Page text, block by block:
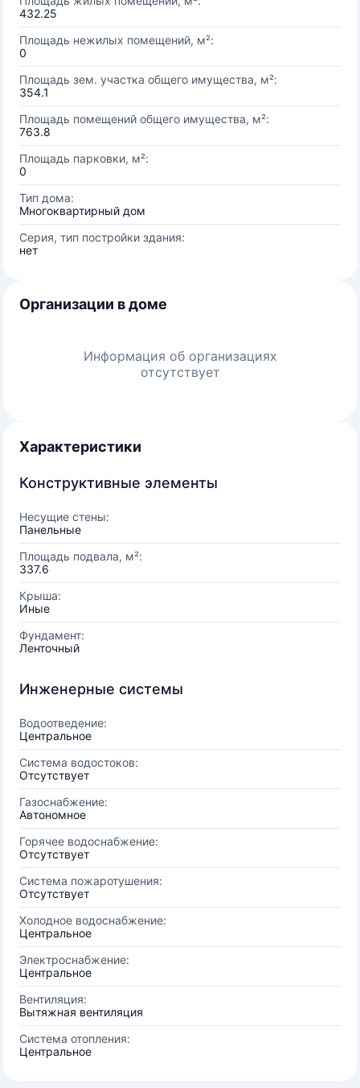
432.25
Площадь нежилых помещений, м²:
0
Площадь зем. участка общего имущества, м²:
354.1
Площадь помещений общего имущества, м²:
763.8
Площадь парковки, м²:
0
Тип дома:
Многоквартирный дом
Серия, тип постройки здания:
нет
Организации в доме
Информация об организациях
отсутствует
Характеристики
Конструктивные элементы
Несущие стены:
Панельные
Площадь подвала, м²:
337.6
Крыша:
Иные
Фундамент:
Ленточный
Инженерные системы
Водоотведение:
Центральное
Система водостоков:
Отсутствует
Газоснабжение:
Автономное
Горячее водоснабжение:
Отсутствует
Система пожаротушения:
Отсутствует
Холодное водоснабжение:
Центральное
Электроснабжение:
Центральное
Вентиляция:
Вытяжная вентиляция
Система отопления:
Центральное